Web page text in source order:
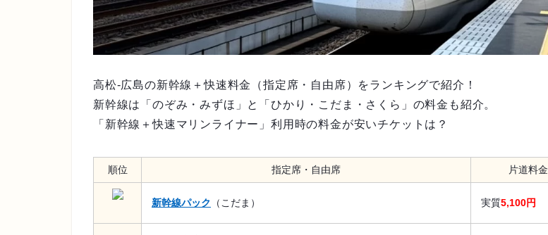
高松-広島の新幹線＋快速料金（指定席・自由席）をランキングで紹介！
新幹線は「のぞみ・みずほ」と「ひかり・こだま・さくら」の料金も紹介。
「新幹線＋快速マリンライナー」利用時の料金が安いチケットは？
順位 指定席・自由席 片道料金
新幹線パック （こだま） 実質5,100円